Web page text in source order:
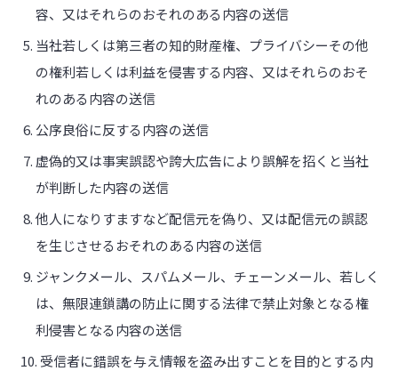
容、又はそれらのおそれのある内容の送信
当社若しくは第三者の知的財産権、プライバシーその他
の権利若しくは利益を侵害する内容、又はそれらのおそ
れのある内容の送信
公序良俗に反する内容の送信
虚偽的又は事実誤認や誇大広告により誤解を招くと当社
が判断した内容の送信
他人になりすますなど配信元を偽り、又は配信元の誤認
を生じさせるおそれのある内容の送信
ジャンクメール、スパムメール、チェーンメール、若しく
は、無限連鎖講の防止に関する法律で禁止対象となる権
利侵害となる内容の送信
受信者に錯誤を与え情報を盗み出すことを目的とする内